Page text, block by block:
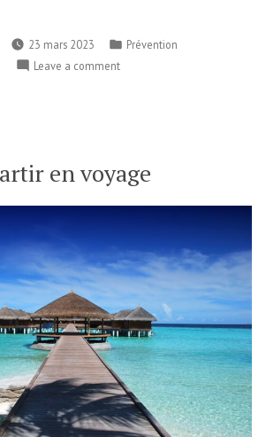
23 mars 2023
Prévention
Leave a comment
en voyage